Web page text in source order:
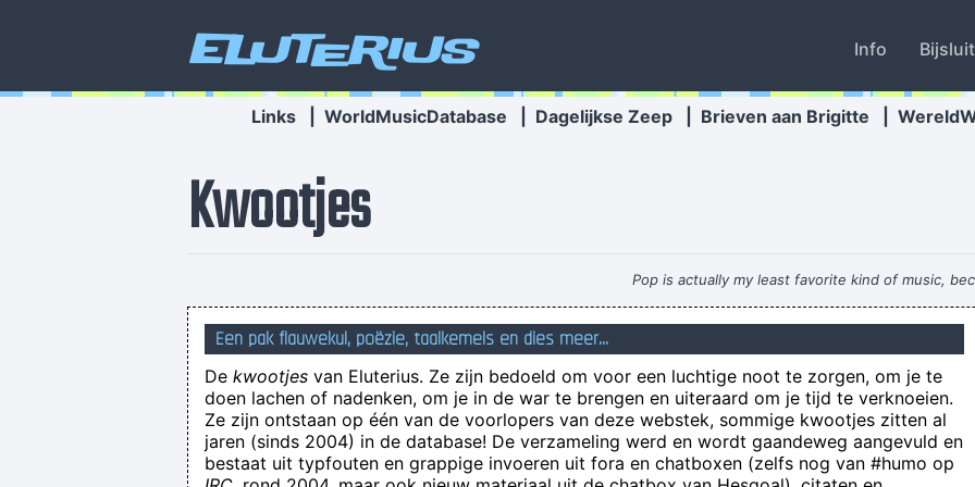
Eluterius Info
Links WorldMusicDatabase Dagelijkse Zeep Brieven aan Brigitte
Kwootjes
Pop is actually my least favorite kind of music,
Johanz Schleidner of Harmburg holds the item that won him the prize for
Het principe van Philippe is van het
Dit heeft al een hele tijd op ons verlanglijstje gestaat, maar wegens technische
Ignorantici (ig-no-RAN-ti-ci) (de; m(m)): meervoud van ignoranticus. Personen die pretenderen
Een pak flauwekul, poëzie, taalkemels en dies meer...
De kwootjes van Eluterius. Ze zijn bedoeld om voor een luchtige noot te zorgen, om je te
doen lachen of nadenken, om je in de war te brengen en uiteraard om je tijd te verknoeien.
Ze zijn ontstaan op één van de voorlopers van deze webstek, sommige kwootjes zitten al
jaren (sinds 2004) in de database! De verzameling werd en wordt gaandeweg aangevuld en
bestaat uit typfouten en grappige invoeren uit fora en chatboxen (zelfs nog van #humo op